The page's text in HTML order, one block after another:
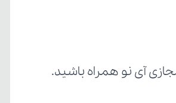
آی نو همراه باشید.